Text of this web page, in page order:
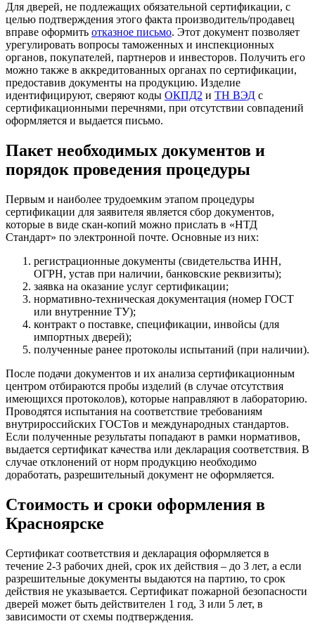
Для дверей, не подлежащих обязательной сертификации, с
целью подтверждения этого факта производитель/продавец
вправе оформить отказное письмо. Этот документ позволяет
урегулировать вопросы таможенных и инспекционных
органов, покупателей, партнеров и инвесторов. Получить его
можно также в аккредитованных органах по сертификации,
предоставив документы на продукцию. Изделие
идентифицируют, сверяют коды ОКПД2 и ТН ВЭД с
сертификационными перечнями, при отсутствии совпадений
оформляется и выдается письмо.
Пакет необходимых документов и
порядок проведения процедуры
Первым и наиболее трудоемким этапом процедуры
сертификации для заявителя является сбор документов,
которые в виде скан-копий можно прислать в «НТД
Стандарт» по электронной почте. Основные из них:
регистрационные документы (свидетельства ИНН,
ОГРН, устав при наличии, банковские реквизиты);
заявка на оказание услуг сертификации;
нормативно-техническая документация (номер ГОСТ
или внутренние ТУ);
контракт о поставке, спецификации, инвойсы (для
импортных дверей);
полученные ранее протоколы испытаний (при наличии).
После подачи документов и их анализа сертификационным
центром отбираются пробы изделий (в случае отсутствия
имеющихся протоколов), которые направляют в лабораторию.
Проводятся испытания на соответствие требованиям
внутрироссийских ГОСТов и международных стандартов.
Если полученные результаты попадают в рамки нормативов,
выдается сертификат качества или декларация соответствия. В
случае отклонений от норм продукцию необходимо
доработать, разрешительный документ не оформляется.
Стоимость и сроки оформления в
Красноярске
Сертификат соответствия и декларация оформляется в
течение 2-3 рабочих дней, срок их действия – до 3 лет, а если
разрешительные документы выдаются на партию, то срок
действия не указывается. Сертификат пожарной безопасности
дверей может быть действителен 1 год, 3 или 5 лет, в
зависимости от схемы подтверждения.